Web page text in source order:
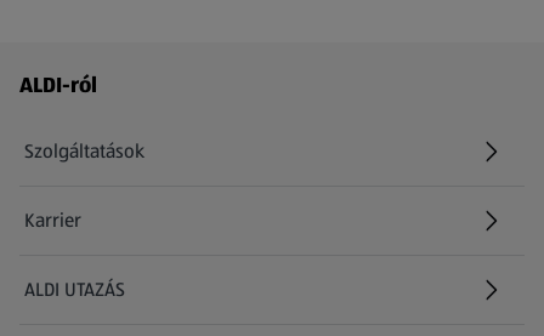
Láblécmenü - további linkek
ALDI-ról
Szolgáltatások
Karrier
(új oldalon nyílik meg)
ALDI UTAZÁS
(új oldalon nyílik meg)